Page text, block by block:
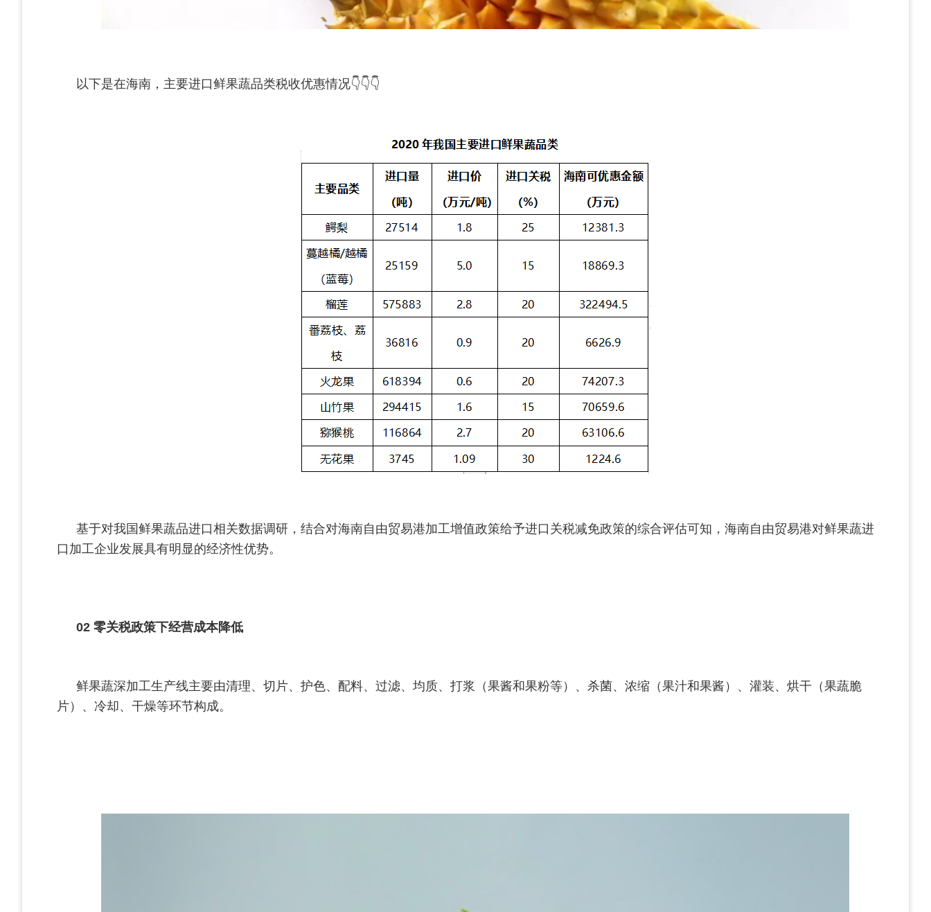
以下是在海南， 主要进口鲜果蔬品类税收优惠情况👇👇👇
基于对我国鲜果蔬品进口相关数据调研，结合对海南自由贸易港加工增值政策给予进口关税减免政策的综合评估可知，海南自由贸易港对鲜果蔬进
口加工企业发展具有明显的经济性优势。
02 零关税政策下经营成本降低
鲜果蔬深加工生产线主要由清理、切片、护色、配料、过滤、均质、打浆（果酱和果粉等）、杀菌、浓缩（果汁和果酱）、灌装、烘干（果蔬脆
片）、冷却、干燥等环节构成。